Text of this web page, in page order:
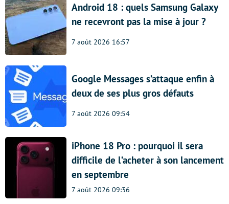
Android 18 : quels Samsung Galaxy
ne recevront pas la mise à jour ?
7 août 2026 16:57
Google Messages s’attaque enfin à
deux de ses plus gros défauts
7 août 2026 09:54
iPhone 18 Pro : pourquoi il sera
difficile de l’acheter à son lancement
en septembre
7 août 2026 09:36